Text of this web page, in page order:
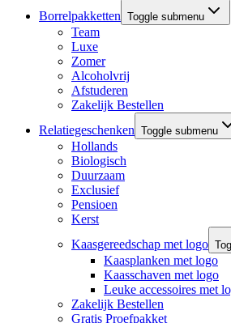
Borrelpakketten Toggle submenu
Team
Luxe
Zomer
Alcoholvrij
Afstuderen
Zakelijk Bestellen
Relatiegeschenken Toggle submenu
Hollands
Biologisch
Duurzaam
Exclusief
Pensioen
Kerst
Kaasgereedschap met logo
Kaasplanken met logo
Kaasschaven met logo
Leuke accessoires met
Zakelijk Bestellen
Gratis Proefpakket